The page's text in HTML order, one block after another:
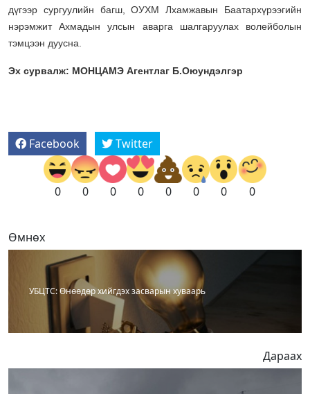
дүгээр сургуулийн багш, ОУХМ Лхамжавын Баатархүрээгийн
нэрэмжит Ахмадын улсын аварга шалгаруулах волейболын
тэмцээн дуусна.
Эх сурвалж: МОНЦАМЭ Агентлаг Б.Оюундэлгэр
Facebook Twitter
0 0 0 0 0 0 0 0
Өмнөх
УБЦТС: Өнөөдөр хийгдэх засварын хуваарь
Дараах